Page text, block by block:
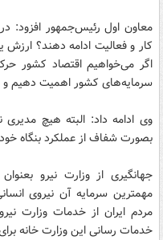
معاون اول رئیس‌جمهور افزود:
کار و فعالیت ادامه دهند؟
اگر می‌خواهیم اقتصاد کشور
سرمایه‌های کشور اهمیت دهیم و
وی ادامه داد: البته هیچ مدیری
بصورت شفاف از عملکرد بنگاه
جهانگیری از وزارت نیرو
مهمترین سرمایه آن نیروی
مردم ایران از خدمات وزارت
خدمات رسانی این وزارت خانه